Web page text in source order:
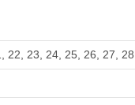
22 23 24 25 26 27 28